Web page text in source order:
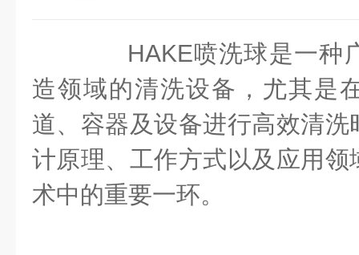
HAKE喷洗球是一种
造领域的清洗设备，尤其是
道、容器及设备进行高效清
计原理、工作方式以及应用
术中的重要一环。